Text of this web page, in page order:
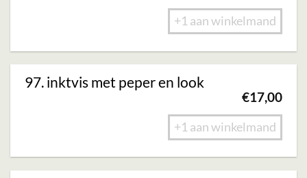
+1 aan winkelmand
97. inktvis met peper en look
€17,00
+1 aan winkelmand